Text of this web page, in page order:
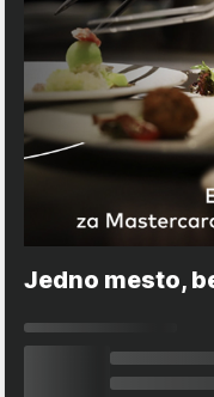
Jedno mesto,